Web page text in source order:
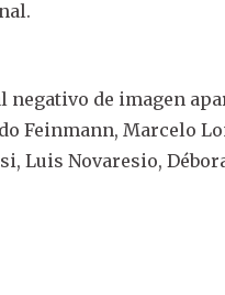
de imagen
Feinmann, Marcelo
Luis Novaresio,